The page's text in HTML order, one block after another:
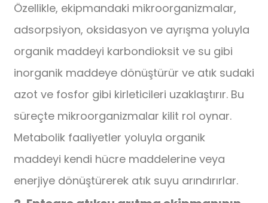
Özellikle, ekipmandaki mikroorganizmalar,
adsorpsiyon, oksidasyon ve ayrışma yoluyla
organik maddeyi karbondioksit ve su gibi
inorganik maddeye dönüştürür ve atık sudaki
azot ve fosfor gibi kirleticileri uzaklaştırır. Bu
süreçte mikroorganizmalar kilit rol oynar.
Metabolik faaliyetler yoluyla organik
maddeyi kendi hücre maddelerine veya
enerjiye dönüştürerek atık suyu arındırırlar.